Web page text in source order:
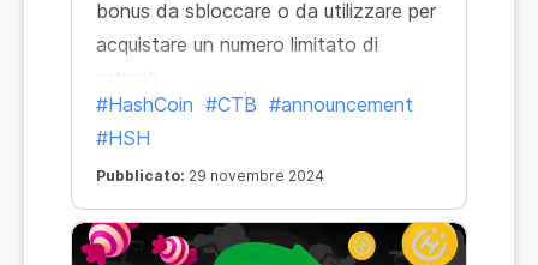
bonus da sbloccare o da utilizzare per
acquistare un numero limitato di
articoli...
#HashCoin #CTB #announcement
#HSH
Pubblicato: 29 novembre 2024